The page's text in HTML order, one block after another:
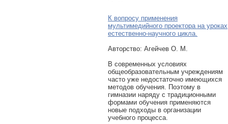
К вопросу применения
мультимедийного проектора на уроках
естественно-научного цикла.
Авторcтво: Агейчев О. М.
В современных условиях
общеобразовательным учреждениям
часто уже недостаточно имеющихся
методов обучения. Поэтому в
гимназии наряду с традиционными
формами обучения применяются
новые подходы в организации
учебного процесса.